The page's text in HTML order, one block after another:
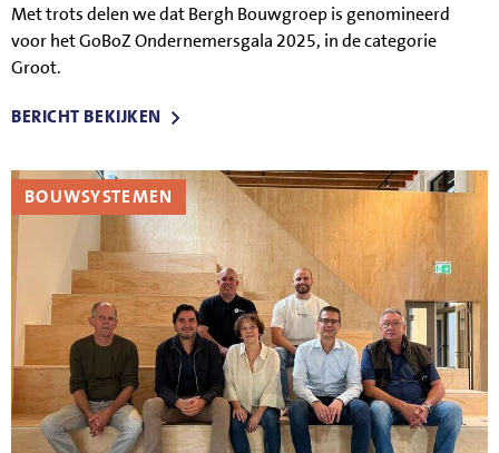
Met trots delen we dat Bergh Bouwgroep is genomineerd
voor het GoBoZ Ondernemersgala 2025, in de categorie
Groot.
BERICHT BEKIJKEN
BOUWSYSTEMEN